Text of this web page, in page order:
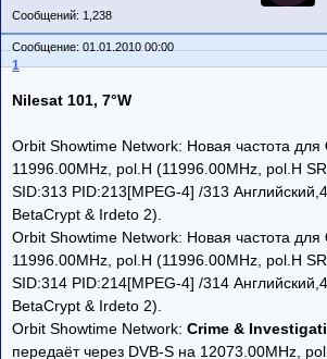
Сообщений: 1,238
Сообщение: 01.01.2010 00:00
1
Nilesat 101, 7°W
Orbit Showtime Network: Новая частота для
11996.00MHz, pol.H (11996.00MHz, pol.H
SID:313 PID:213[MPEG-4] /313
BetaCrypt & Irdeto 2).
Orbit Showtime Network: Новая частота для
11996.00MHz, pol.H (11996.00MHz, pol.H
SID:314 PID:214[MPEG-4] /314
BetaCrypt & Irdeto 2).
Orbit Showtime Network: Crime &
передаёт через DVB-S на 12073.00MHz,